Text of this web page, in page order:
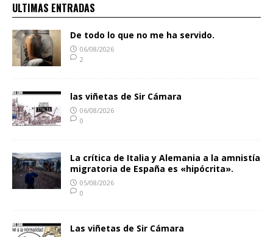
ULTIMAS ENTRADAS
De todo lo que no me ha servido.
06/08/2026
2
las viñetas de Sir Cámara
06/08/2026
0
La crítica de Italia y Alemania a la amnistía
migratoria de España es «hipócrita».
05/08/2026
0
Las viñetas de Sir Cámara